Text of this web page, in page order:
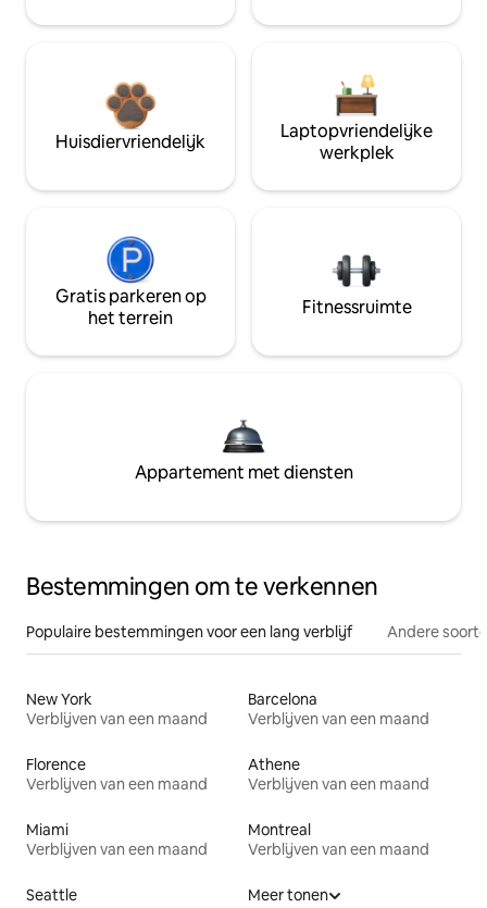
Huisdiervriendelijk
Laptopvriendelijke
werkplek
Gratis parkeren op
het terrein
Fitnessruimte
Appartement met diensten
Bestemmingen om te verkennen
Populaire bestemmingen voor een lang verblijf Andere
New York
Verblijven van een maand
Barcelona
Verblijven van een maand
Florence
Verblijven van een maand
Athene
Verblijven van een maand
Miami
Verblijven van een maand
Montreal
Verblijven van een maand
Seattle
Meer tonen